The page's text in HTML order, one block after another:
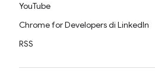
YouTube
Chrome for Developers di LinkedIn
RSS